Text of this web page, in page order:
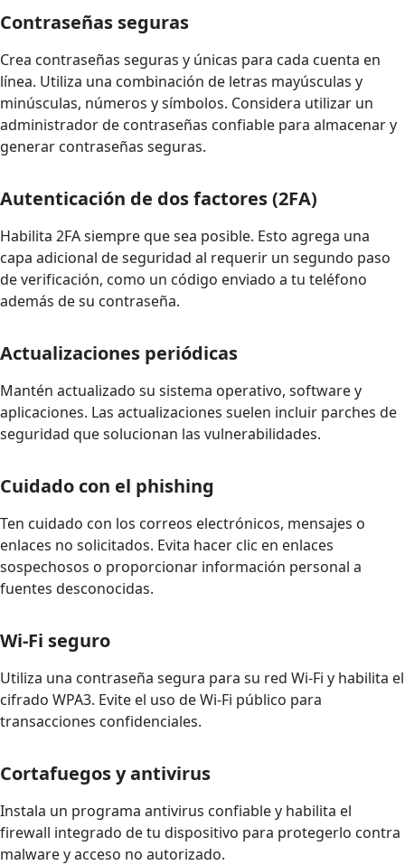
Contraseñas seguras
Crea contraseñas seguras y únicas para cada cuenta en
línea. Utiliza una combinación de letras mayúsculas y
minúsculas, números y símbolos. Considera utilizar un
administrador de contraseñas confiable para almacenar y
generar contraseñas seguras.
Autenticación de dos factores (2FA)
Habilita 2FA siempre que sea posible. Esto agrega una
capa adicional de seguridad al requerir un segundo paso
de verificación, como un código enviado a tu teléfono
además de su contraseña.
Actualizaciones periódicas
Mantén actualizado su sistema operativo, software y
aplicaciones. Las actualizaciones suelen incluir parches de
seguridad que solucionan las vulnerabilidades.
Cuidado con el phishing
Ten cuidado con los correos electrónicos, mensajes o
enlaces no solicitados. Evita hacer clic en enlaces
sospechosos o proporcionar información personal a
fuentes desconocidas.
Wi-Fi seguro
Utiliza una contraseña segura para su red Wi-Fi y habilita el
cifrado WPA3. Evite el uso de Wi-Fi público para
transacciones confidenciales.
Cortafuegos y antivirus
Instala un programa antivirus confiable y habilita el
firewall integrado de tu dispositivo para protegerlo contra
malware y acceso no autorizado.